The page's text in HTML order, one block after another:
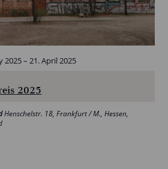
2025
2025– 21. April 2025
Henschelstr. 18, Frankfurt / M., Hessen,